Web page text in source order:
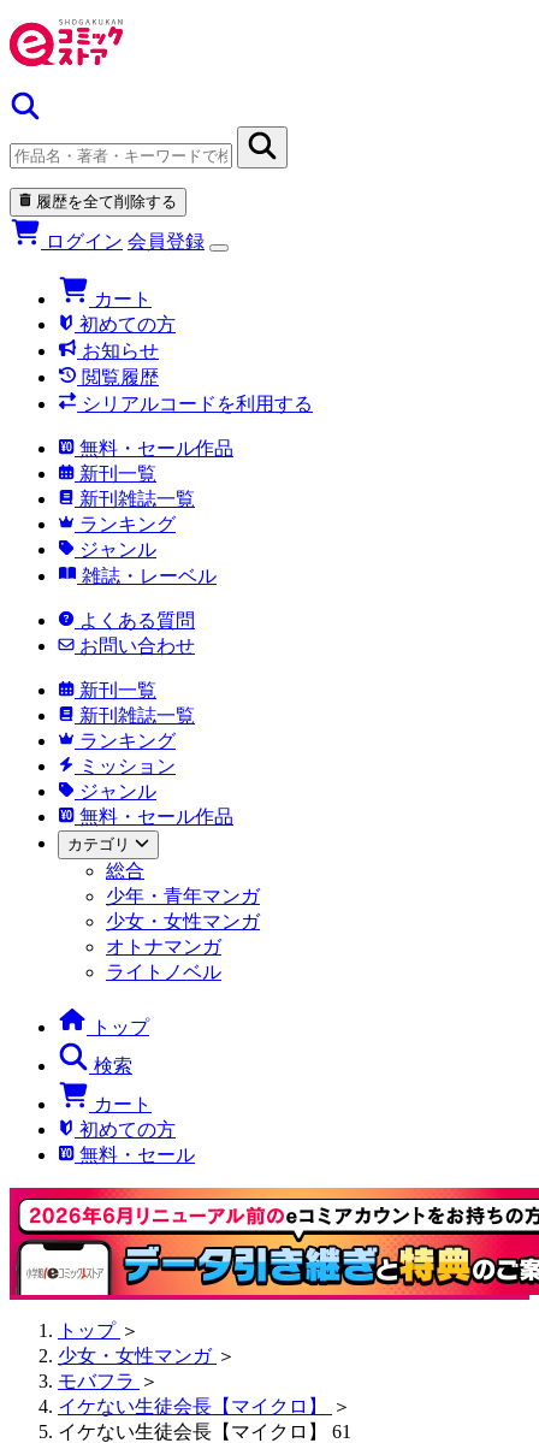
履歴を全て削除する
ログイン 会員登録
カート
初めての方
お知らせ
閲覧履歴
シリアルコードを利用する
無料・セール作品
新刊一覧
新刊雑誌一覧
ランキング
ジャンル
雑誌・レーベル
よくある質問
お問い合わせ
新刊一覧
新刊雑誌一覧
ランキング
ミッション
ジャンル
無料・セール作品
カテゴリ
総合
少年・青年マンガ
少女・女性マンガ
オトナマンガ
ライトノベル
トップ
検索
カート
初めての方
無料・セール
トップ ＞
少女・女性マンガ ＞
モバフラ ＞
イケない生徒会長【マイクロ】
＞
イケない生徒会長【マイクロ】 61